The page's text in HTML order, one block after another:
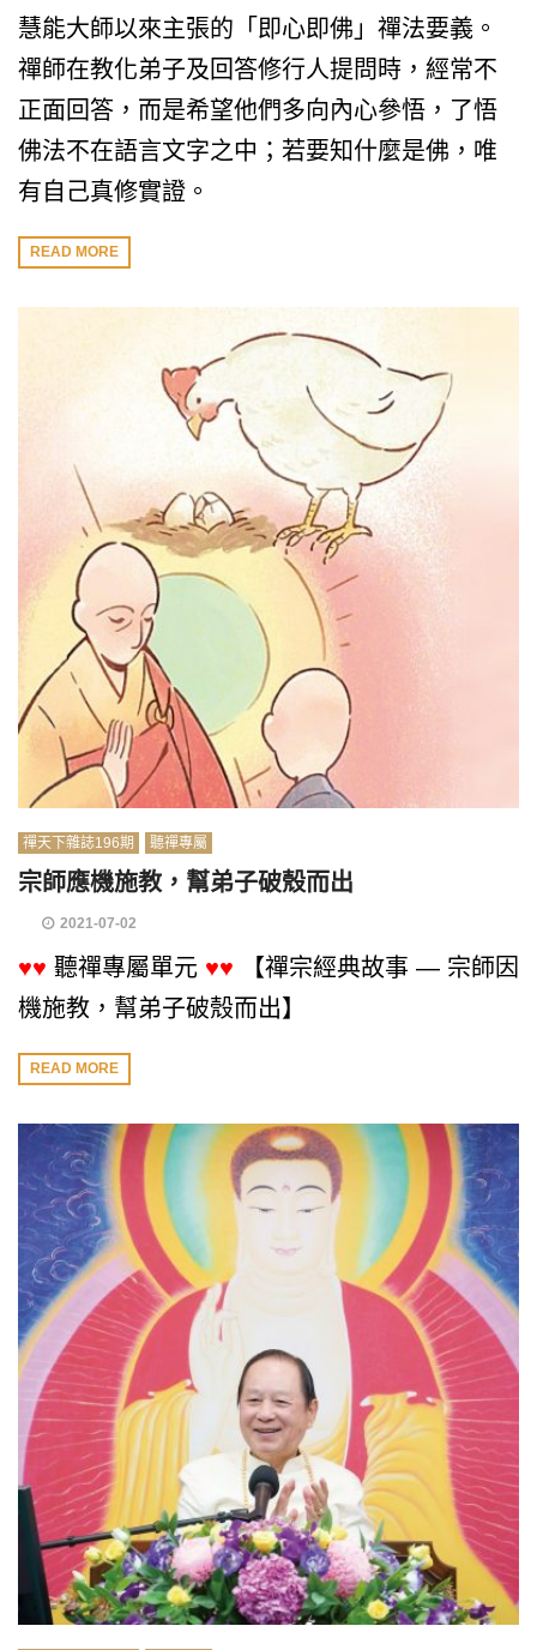
慧能大師以來主張的「即心即佛」禪法要義。
禪師在教化弟子及回答修行人提問時，經常不
正面回答，而是希望他們多向內心參悟，了悟
佛法不在語言文字之中；若要知什麼是佛，唯
有自己真修實證。
READ MORE
禪天下雜誌196期 聽禪專屬
宗師應機施教，幫弟子破殼而出
2021-07-02
♥♥ 聽禪專屬單元 ♥♥ 【禪宗經典故事 — 宗師因
機施教，幫弟子破殼而出】
READ MORE